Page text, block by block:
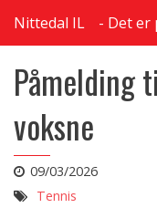
Nittedal IL Det er
Påmelding
voksne
09/03/2026
Tennis